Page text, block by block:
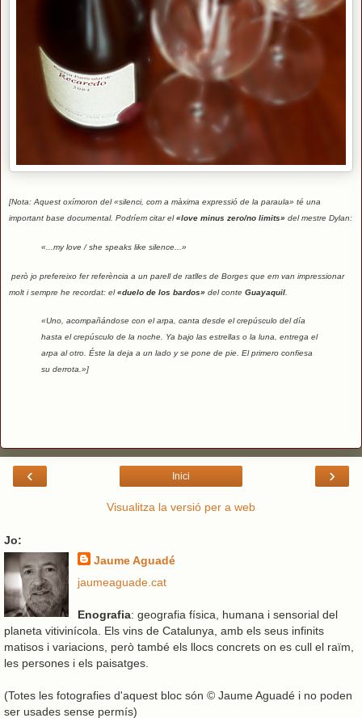
[Nota: Aquest oxímoron del «silenci, com a màxima expressió de la paraula» té una
important base documental. Podríem citar el«love minus zero/no limits» del mestre Dylan:
«...my love / she speaks like silence...»
però jo prefereixo fer referència a un parell de ratlles de Borges que em van impressionar
molt i sempre he recordat: el«duelo de los bardos» del conte Guayaquil
«Uno, acompañándose con el arpa, canta desde el crepúsculo del día
hasta el crepúsculo de la noche. Ya bajo las estrellas o la luna, entrega el
arpa al otro. Éste la deja a un lado y se pone de pie. El primero confiesa
su derrota.»]
‹ ›
Inici
Visualitza la versió per a web
Jo:
Jaume Aguadé
jaumeaguade.cat
Enografia: geografia física, humana i sensorial del
planeta vitivinícola. Els vins de Catalunya, amb els seus infinits
matisos i variacions, però també els llocs concrets on es cull el raïm,
les persones i els paisatges.
(Totes les fotografies d'aquest bloc són © Jaume Aguadé i no poden
ser usades sense permís)